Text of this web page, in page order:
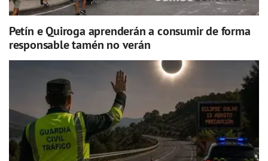
Petín e Quiroga aprenderán a consumir de forma
responsable tamén no verán